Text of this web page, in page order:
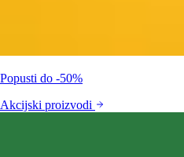
Popusti do -50%
Akcijski proizvodi